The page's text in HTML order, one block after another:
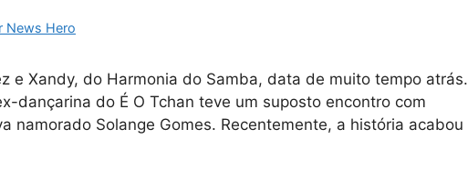
News Hero
e Xandy, do Harmonia do Samba, data de muito tempo atrás.
dançarina do É O Tchan teve um suposto encontro com
namorado Solange Gomes. Recentemente, a história acabou